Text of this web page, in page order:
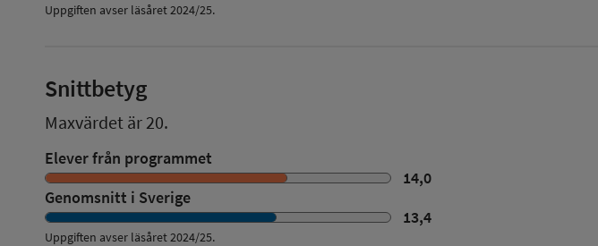
Uppgiften avser läsåret 2024/25.
Snittbetyg
Maxvärdet är 20.
Elever från programmet
14,0
Genomsnitt i Sverige
13,4
Uppgiften avser läsåret2024/25.